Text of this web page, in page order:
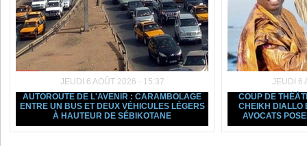
JEUDI 6 AOÛT 2026 - 15:37
AUTOROUTE DE L'AVENIR : CARAMBOLAGE
ENTRE UN BUS ET DEUX VÉHICULES LÉGERS
À HAUTEUR DE SÉBIKOTANE
JEUDI 6
COUP DE
CHEIKH DIALLO
AVOCATS